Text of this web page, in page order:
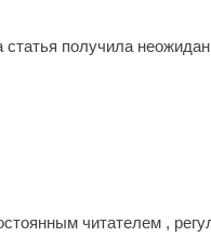
получила
читателем ,